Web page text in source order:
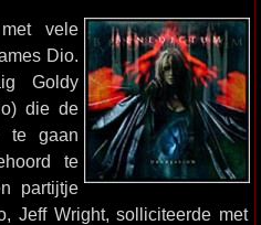
vele
Dio.
Goldy
die de
te gaan
te
partijtje
Jeff Wright, solliciteerde met